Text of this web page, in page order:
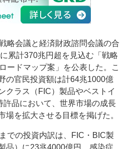
略会議と経済財政諮問会議の合
累計370兆円超を見込む「戦略
ードマップ案」を公表した。こ
の官民投資額は計64兆1000億
クラス（FIC）製品やベストイ
許品において、世界市場の成長
場を拡大させる目標を掲げた。
での投資内訳は、FIC・BIC製